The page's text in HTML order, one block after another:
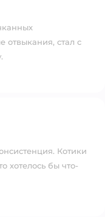
отвыкания, стал с
Котики
хотелось бы что-